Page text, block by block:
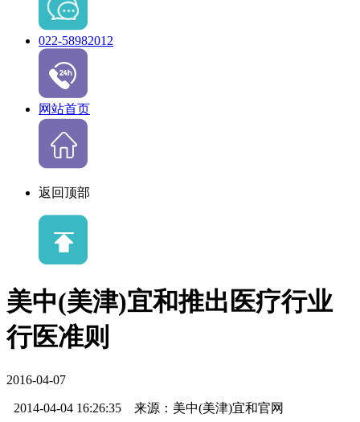
022-58982012
网站首页
返回顶部
美中(美津)宜和推出医疗行业
行医准则
2016-04-07
2014-04-04 16:26:35 来源：美中(美津)宜和官网